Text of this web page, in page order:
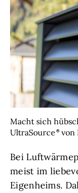
Macht sich
UltraSource
von
Bei
meist im
Eigenheims.